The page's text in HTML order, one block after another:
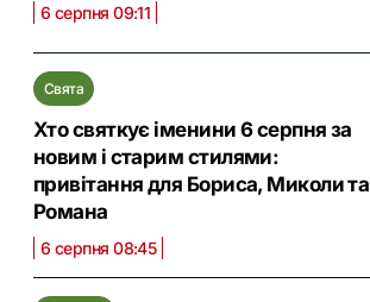
6 серпня 09:11
Свята
Хто святкує іменини 6 серпня за
новим і старим стилями:
привітання для Бориса, Миколи та
Романа
6 серпня 08:45